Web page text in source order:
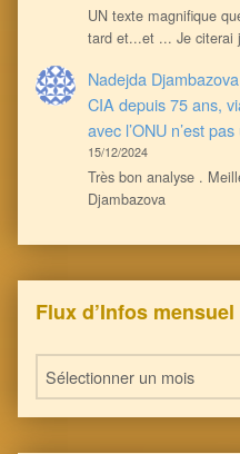
UN texte magnifique
tard et...et ... Je
Nadejda Djambazova
CIA depuis 75 ans,
avec l’ONU n’est
15/12/2024
Très bon analyse .
Djambazova
Flux d’Infos mensuel
Flux d’Infos mensuel